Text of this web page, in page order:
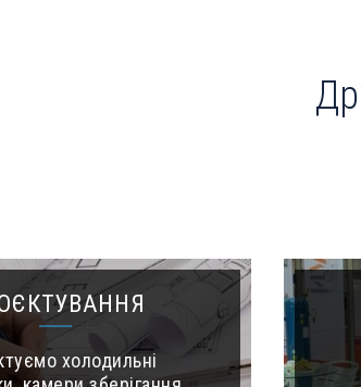
холодильні